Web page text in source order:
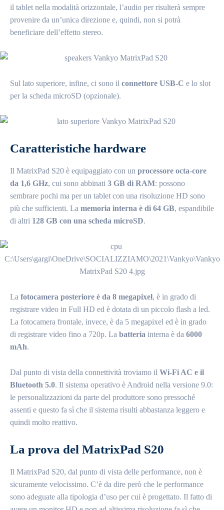
il tablet nella modalità orizzontale, l’audio per risulterà sempre
provenire da un’unica direzione e, quindi, non si potrà
beneficiare dell’effetto stereo.
Sul lato superiore, infine, ci sono il connettore USB-C e lo slot
per la scheda microSD (opzionale).
Caratteristiche hardware
Il MatrixPad S20 è equipaggiato con un processore octa-core
da 1,6 GHz, cui sono abbinati 3 GB di RAM: possono
sembrare pochi ma per un tablet con una risoluzione HD sono
più che sufficienti. La memoria interna è di 64 GB, espandibile
di altri 128 GB con una scheda microSD.
La fotocamera posteriore è da 8 megapixel, è in grado di
registrare video in Full HD ed è dotata di un piccolo flash a led.
La fotocamera frontale, invece, è da 5 megapixel ed è in grado
di registrare video fino a 720p. La batteria interna è da 6000
mAh.
Dal punto di vista della connettività troviamo il Wi-Fi AC e il
Bluetooth 5.0. Il sistema operativo è Android nella versione 9.0:
le personalizzazioni da parte del produttore sono pressoché
assenti e questo fa sì che il sistema risulti abbastanza leggero e
quindi molto reattivo.
La prova del MatrixPad S20
Il MatrixPad S20, dal punto di vista delle performance, non è
sicuramente velocissimo. C’è da dire però che le performance
sono adeguate alla tipologia d’uso per cui è progettato. Il fatto di